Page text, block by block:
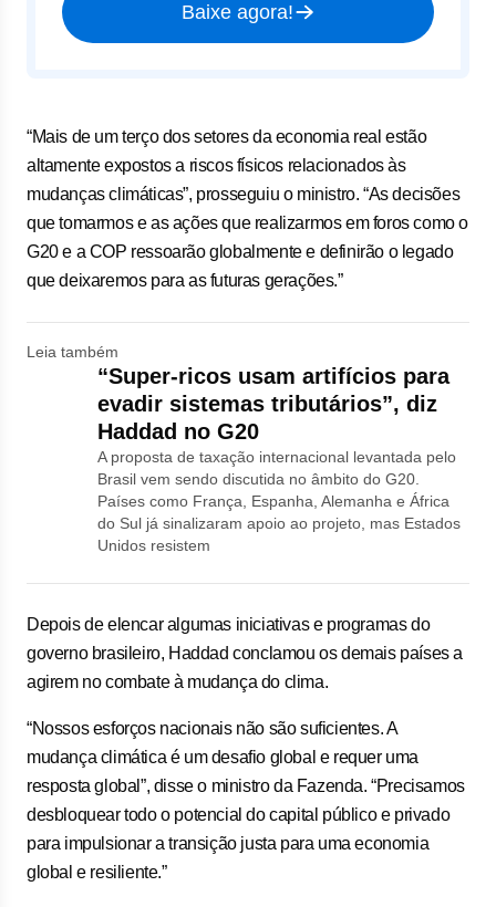
Baixe agora!
“Mais de um terço dos setores da economia real estão
altamente expostos a riscos físicos relacionados às
mudanças climáticas”, prosseguiu o ministro. “As decisões
que tomarmos e as ações que realizarmos em foros como o
G20 e a COP ressoarão globalmente e definirão o legado
que deixaremos para as futuras gerações.”
Leia também
“Super-ricos usam artifícios para
evadir sistemas tributários”, diz
Haddad no G20
A proposta de taxação internacional levantada pelo
Brasil vem sendo discutida no âmbito do G20.
Países como França, Espanha, Alemanha e África
do Sul já sinalizaram apoio ao projeto, mas Estados
Unidos resistem
Depois de elencar algumas iniciativas e programas do
governo brasileiro, Haddad conclamou os demais países a
agirem no combate à mudança do clima.
“Nossos esforços nacionais não são suficientes. A
mudança climática é um desafio global e requer uma
resposta global”, disse o ministro da Fazenda. “Precisamos
desbloquear todo o potencial do capital público e privado
para impulsionar a transição justa para uma economia
global e resiliente.”